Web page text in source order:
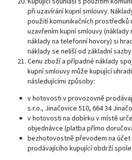
při uzavírání kupní smlouvy.
použití komunikačních prostředků
uzavřením kupní smlouvy
náklady na telefonní hovory) si
náklady se neliší od základní sazby.
Cenu zboží a případné náklady
kupní smlouvy může kupující
následujícími způsoby:
v hotovosti v provozovně
s.r.o., Jinačovice 510, 664 34
v hotovosti na dobírku v místě
objednávce (platba přímo
bezhotovostně převodem na
prodávajícího kupující obdrží